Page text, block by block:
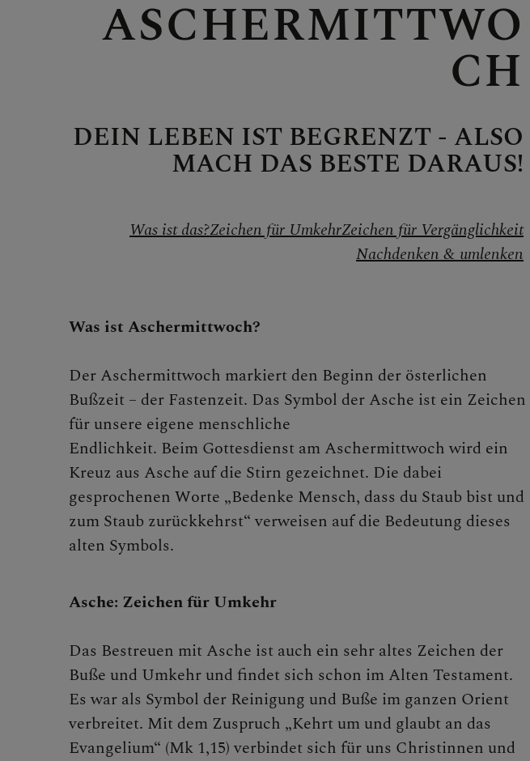
Gebet
Sakramente
Feste der Kirche
Christi
Advent
Aschermittwoch
ASCHERMITTWO
CH
DEIN LEBEN IST BEGRENZT - ALSO
MACH DAS BESTE DARAUS!
Was ist das?Zeichen für UmkehrZeichen für Vergänglichkeit
Nachdenken & umlenken
Was ist Aschermittwoch?
Der Aschermittwoch markiert den Beginn der österlichen
Bußzeit – der Fastenzeit. Das Symbol der Asche ist ein Zeichen
für unsere eigene menschliche
Endlichkeit. Beim Gottesdienst am Aschermittwoch wird ein
Kreuz aus Asche auf die Stirn gezeichnet. Die dabei
gesprochenen Worte „Bedenke Mensch, dass du Staub bist und
zum Staub zurückkehrst“ verweisen auf die Bedeutung dieses
alten Symbols.
Asche: Zeichen für Umkehr
Das Bestreuen mit Asche ist auch ein sehr altes Zeichen der
Buße und Umkehr und findet sich schon im Alten Testament.
Es war als Symbol der Reinigung und Buße im ganzen Orient
verbreitet. Mit dem Zuspruch „Kehrt um und glaubt an das
Evangelium“ (Mk 1,15) verbindet sich für uns Christinnen und